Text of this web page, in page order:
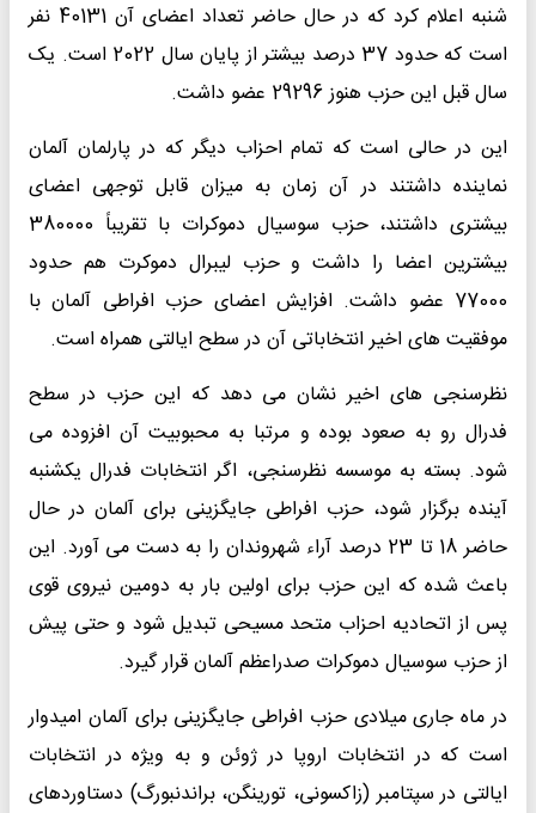
شنبه اعلام کرد که در حال حاضر تعداد اعضای آن 40131 نفر
است که حدود 37 درصد بیشتر از پایان سال 2022 است. یک
سال قبل این حزب هنوز 29296 عضو داشت.
این در حالی است که تمام احزاب دیگر که در پارلمان آلمان
نماینده داشتند در آن زمان به میزان قابل توجهی اعضای
بیشتری داشتند، حزب سوسیال دموکرات با تقریباً 380000
بیشترین اعضا را داشت و حزب لیبرال دموکرت هم حدود
77000 عضو داشت. افزایش اعضای حزب افراطی آلمان با
موفقیت های اخیر انتخاباتی آن در سطح ایالتی همراه است.
نظرسنجی های اخیر نشان می دهد که این حزب در سطح
فدرال رو به صعود بوده و مرتبا به محبوبیت آن افزوده می
شود. بسته به موسسه نظرسنجی، اگر انتخابات فدرال یکشنبه
آینده برگزار شود، حزب افراطی جایگزینی برای آلمان در حال
حاضر 18 تا 23 درصد آراء شهروندان را به دست می آورد. این
باعث شده که این حزب برای اولین بار به دومین نیروی قوی
پس از اتحادیه احزاب متحد مسیحی تبدیل شود و حتی پیش
از حزب سوسیال دموکرات صدراعظم آلمان قرار گیرد.
در ماه جاری میلادی حزب افراطی جایگزینی برای آلمان امیدوار
است که در انتخابات اروپا در ژوئن و به ویژه در انتخابات
ایالتی در سپتامبر (زاکسونی، تورینگن، براندنبورگ) دستاوردهای